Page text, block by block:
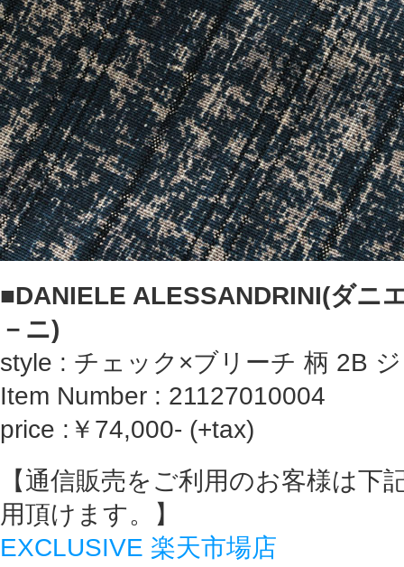
■DANIELE ALESSANDRINI(ダニ
－ニ)
style : チェック×ブリーチ 柄 2B
Item Number : 21127010004
price :￥74,000- (+tax)
【通信販売をご利用のお客様は下
用頂けます。】
EXCLUSIVE 楽天市場店